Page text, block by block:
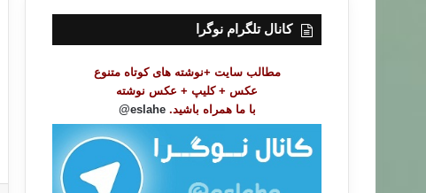
ض
کانال تلگرام نوگرا
مطالب سایت +نوشته های کوتاه متنوع
عکس + کلیپ + عکس نوشته
با ما همراه باشید. eslahe@